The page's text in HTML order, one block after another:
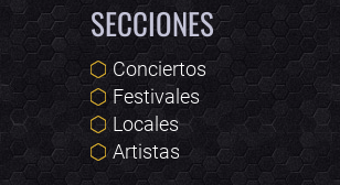
SECCIONES
Conciertos
Festivales
Locales
Artistas